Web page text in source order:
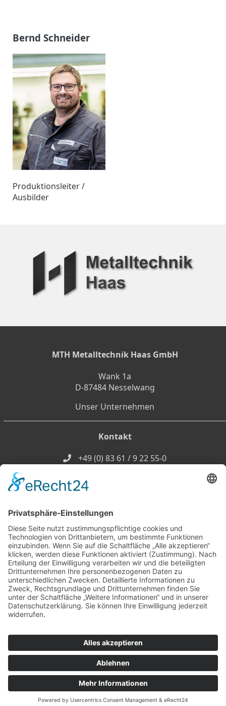
Bernd Schneider
Produktionsleiter /
Ausbilder
MTH Metalltechnik Haas GmbH
Wank 1a
D-87484 Nesselwang
Unser Unternehmen
Kontakt
+49 (0) 83 61 / 9 22 55-0
Öffnungszeiten
Montag-Donnerstag
07:00 - 12:00 Uhr
13:00 - 16:30 Uhr
Freitag
07:00 - 13:30 Uhr
Samstag
geschlossen
Impressum
Datenschutz
AGB